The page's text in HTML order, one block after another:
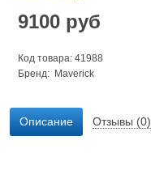
9100 руб
Код товара: 41988
Бренд: Maverick
Описание Отзывы (0)